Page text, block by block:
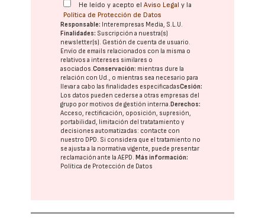
He leído y acepto elAviso Legal y la
Política de Protección de Datos
Responsable: Interempresas Media, S.L.U.
Finalidades: Suscripción a nuestra(s)
newsletter(s). Gestión de cuenta de usuario.
Envío de emails relacionados con la misma o
relativos a intereses similares o
asociados.Conservación: mientras dure la
relación con Ud., o mientras sea necesario para
llevar a cabo las finalidades especificadasCesión:
Los datos pueden cederse a otras empresas del
grupo por motivos de gestión interna. Derechos:
Acceso, rectificación, oposición, supresión,
portabilidad, limitación del tratatamiento y
decisiones automatizadas: contacte con
nuestro DPD. Si considera que el tratamiento no
se ajusta a la normativa vigente, puede presentar
reclamación ante laAEPD. Más información:
Política de Protección de Datos